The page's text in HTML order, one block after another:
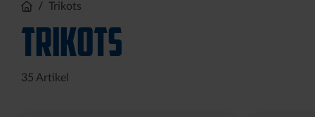
Trikots
TRIKOTS
35 Artikel